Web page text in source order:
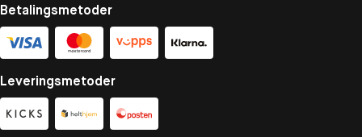
Betalingsmetoder
Leveringsmetoder